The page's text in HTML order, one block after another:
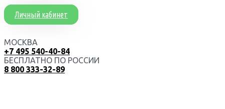
Личный кабинет
МОСКВА
+7 495 540-40-84
БЕСПЛАТНО ПО РОССИИ
8 800 333-32-89